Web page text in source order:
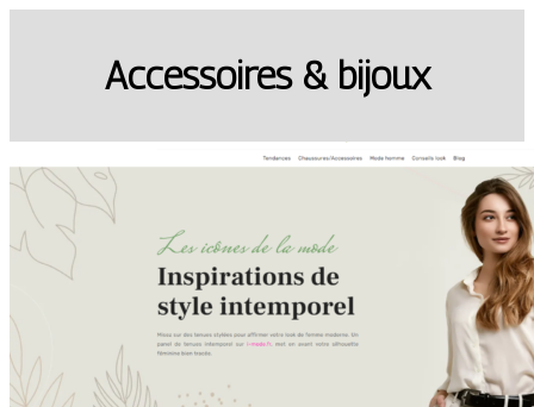
Accessoires & bijoux